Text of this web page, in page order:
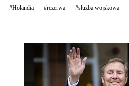
#Holandia #rezerwa #służba wojskowa